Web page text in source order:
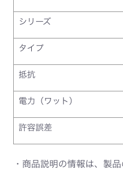
シリーズ
タイプ
抵抗
電力（ワット）
許容誤差
・商品説明の情報は、製